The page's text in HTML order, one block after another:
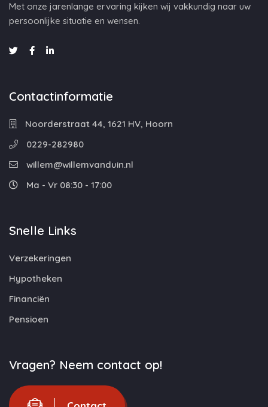
Met onze jarenlange ervaring kijken wij vakkundig naar uw
persoonlijke situatie en wensen.
Contactinformatie
Noorderstraat 44, 1621 HV, Hoorn
0229-282980
willem@willemvanduin.nl
Ma - Vr 08:30 - 17:00
Snelle Links
Verzekeringen
Hypotheken
Financiën
Pensioen
Vragen? Neem contact op!